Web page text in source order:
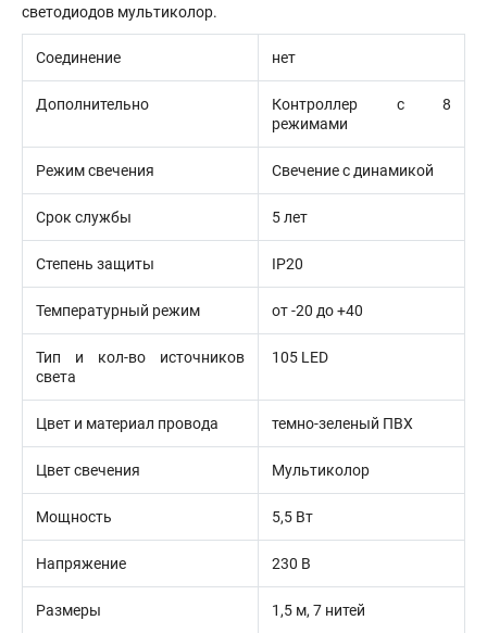
светодиодов мультиколор.
Соединение нет
Дополнительно
Контроллер с 8
режимами
Режим свечения Свечение с динамикой
Срок службы 5 лет
Степень защиты IP20
Температурный режим от -20 до +40
Тип и кол-во источников
света
105 LED
Цвет и материал провода темно-зеленый ПВХ
Цвет свечения Мультиколор
Мощность 5,5 Вт
Напряжение 230 В
Размеры 1,5 м, 7 нитей